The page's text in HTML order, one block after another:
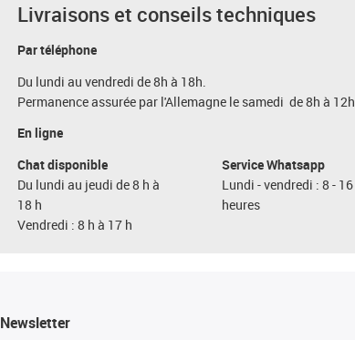
Livraisons et conseils techniques
Par téléphone
Du lundi au vendredi de 8h à 18h.
Permanence assurée par l'Allemagne le samedi de 8h à 12h.
En ligne
Chat disponible
Du lundi au jeudi de 8 h à
18 h
Vendredi : 8 h à 17 h
Service Whatsapp
Lundi - vendredi : 8 - 16
heures
Newsletter